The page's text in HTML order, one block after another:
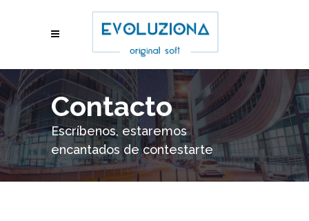
Contacto
Escríbenos, estaremos
encantados de contestarte